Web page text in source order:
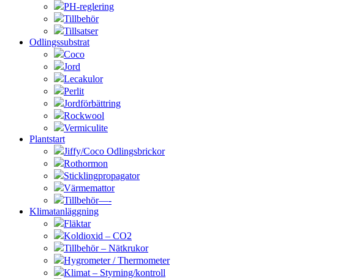
PH-reglering
Tillbehör
Tillsatser
Odlingssubstrat
Coco
Jord
Lecakulor
Perlit
Jordförbättring
Rockwool
Vermiculite
Plantstart
Jiffy/Coco Odlingsbrickor
Rothormon
Sticklingpropagator
Värmemattor
Tillbehör—-
Klimatanläggning
Fläktar
Koldioxid – CO2
Tillbehör – Nätkrukor
Hygrometer / Thermometer
Klimat – Styrning/kontroll